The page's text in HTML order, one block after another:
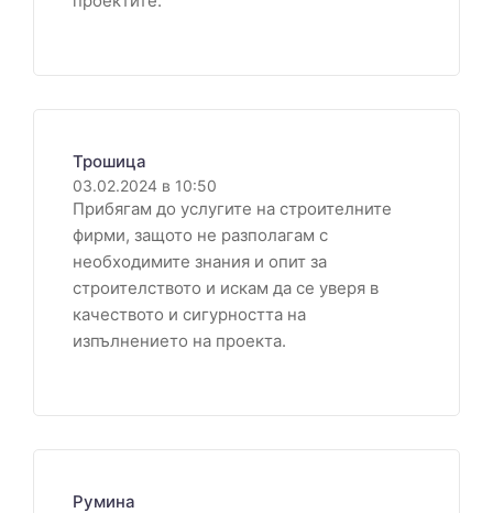
Трошица
03.02.2024 в 10:50
Прибягам до услугите на строителните
фирми, защото не разполагам с
необходимите знания и опит за
строителството и искам да се уверя в
качеството и сигурността на
изпълнението на проекта.
Румина